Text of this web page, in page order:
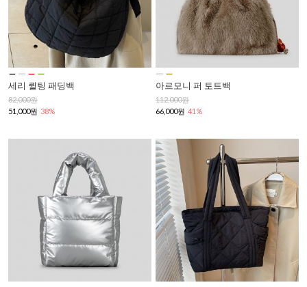
세리 퀼팅 패딩백
82,000원
51,000원 38%
아르모니 퍼 토트백
112,000원
66,000원 41%